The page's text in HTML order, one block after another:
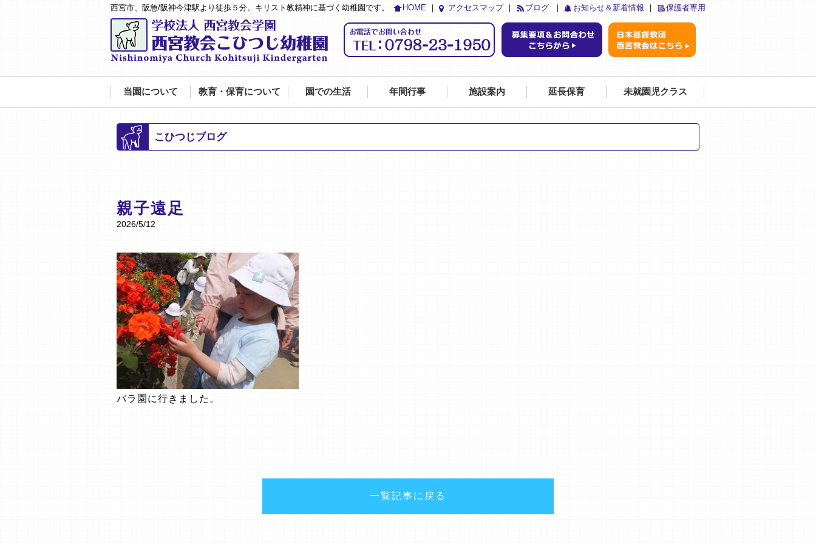
HOME アクセスマップ ブログ お知らせ＆新着情報 保護者専用
西宮市、阪急/阪神今津駅より徒歩５分。キリスト教精神に基づく幼稚園です。
当園について 教育・保育について 園での生活 年間行事 施設案内 延長保育 未就園児クラス
こひつじブログ
親子遠足
2026/5/12
バラ園に行きました。
一覧記事に戻る